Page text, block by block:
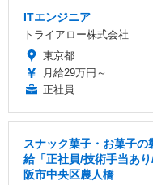
ITエンジニア
トライアロー株式会社
東京都
月給29万円～
正社員
スナック菓子・お菓子
給「正社員/技術手当あ
阪市中央区農人橋